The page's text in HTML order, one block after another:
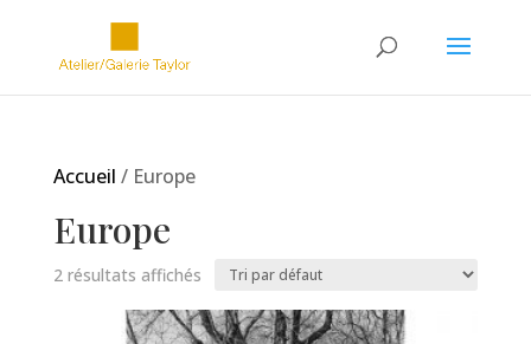
Accueil / Europe
Europe
2 résultats affichés